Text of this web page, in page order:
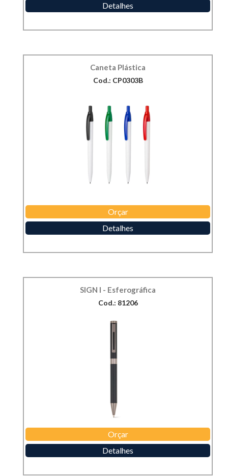
Detalhes
Caneta Plástica
Cod.: CP0303B
Orçar
Detalhes
SIGN I - Esferográfica
Cod.: 81206
Orçar
Detalhes